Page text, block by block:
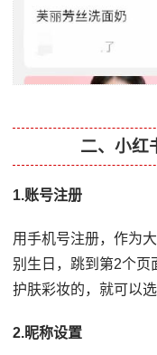
二、小红
1.账号注册
用手机号注册，作为
别生日，跳到第2个页
护肤彩妆的，就可以
2.昵称设置